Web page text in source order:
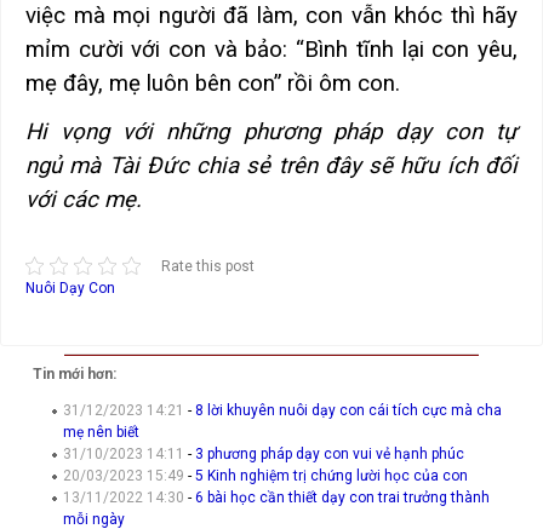
việc mà mọi người đã làm, con vẫn khóc thì hãy
mỉm cười với con và bảo: “Bình tĩnh lại con yêu,
mẹ đây, mẹ luôn bên con” rồi ôm con.
Hi vọng với những phương pháp dạy con tự
ngủ mà Tài Đức chia sẻ trên đây sẽ hữu ích đối
với các mẹ.
Rate this post
Nuôi Dạy Con
Tin mới hơn:
31/12/2023 14:21-8 lời khuyên nuôi dạy con cái tích cực mà cha
mẹ nên biết
31/10/2023 14:11- 3 phương pháp dạy con vui vẻ hạnh phúc
20/03/2023 15:49-5 Kinh nghiệm trị chứng lười học của con
13/11/2022 14:30-6 bài học cần thiết dạy con trai trưởng thành
mỗi ngày